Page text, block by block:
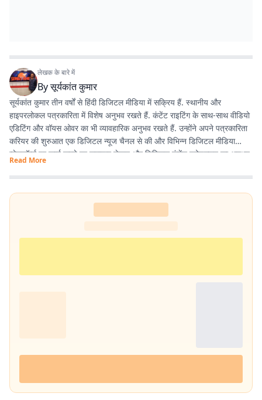
लेखक के बारे में
Byसूर्यकांत कुमार
सूर्यकांत कुमार तीन वर्षों से हिंदी डिजिटल मीडिया में सक्रिय हैं. स्थानीय और
हाइपरलोकल पत्रकारिता में विशेष अनुभव रखते हैं. कंटेंट राइटिंग के साथ-साथ वीडियो
एडिटिंग और वॉयस ओवर का भी व्यावहारिक अनुभव रखते हैं. उन्होंने अपने पत्रकारिता
करियर की शुरुआत एक डिजिटल न्यूज चैनल से की और विभिन्न डिजिटल मीडिया
प्लेटफॉर्म्स पर कार्य करते हुए समाचार लेखन और डिजिटल कंटेंट प्रोडक्शन का अनुभव
हासिल किया है. इसके अलावा खेल और मनोरंजन से जुड़ी खबरों में भी विशेष रुचि रखते
हैं.
Read More